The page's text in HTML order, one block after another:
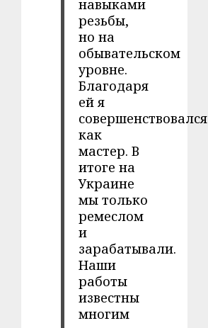
навыками
резьбы,
но на
обывательском
уровне.
Благодаря
ей я
совершенствовался
как
мастер. В
итоге на
Украине
мы только
ремеслом
и
зарабатывали.
Наши
работы
известны
многим